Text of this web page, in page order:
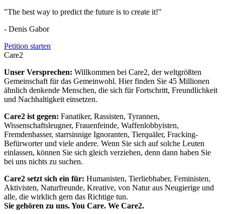
"The best way to predict the future is to create it!"
- Denis Gabor
Petition starten
Care2
Unser Versprechen: Willkommen bei Care2, der weltgrößten
Gemeinschaft für das Gemeinwohl. Hier finden Sie 45 Millionen
ähnlich denkende Menschen, die sich für Fortschritt, Freundlichkeit
und Nachhaltigkeit einsetzen.
Care2 ist gegen: Fanatiker, Rassisten, Tyrannen,
Wissenschaftsleugner, Frauenfeinde, Waffenlobbyisten,
Fremdenhasser, starrsinnige Ignoranten, Tierquäler, Fracking-
Befürworter und viele andere. Wenn Sie sich auf solche Leuten
einlassen, können Sie sich gleich verziehen, denn dann haben Sie
bei uns nichts zu suchen.
Care2 setzt sich ein für: Humanisten, Tierliebhaber, Feministen,
Aktivisten, Naturfreunde, Kreative, von Natur aus Neugierige und
alle, die wirklich gern das Richtige tun.
Sie gehören zu uns. You Care. We Care2.